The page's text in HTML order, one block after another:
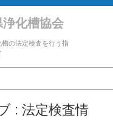
化槽協会
の法定検査を行う指
: 法定検査情